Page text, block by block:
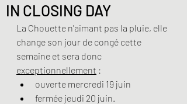
IN CLOSING DAY
La Chouette n'aimant pas la pluie, elle
change son jour de congé cette
semaine et sera donc
exceptionnellement :
ouverte mercredi 19 juin
fermée jeudi 20 juin.